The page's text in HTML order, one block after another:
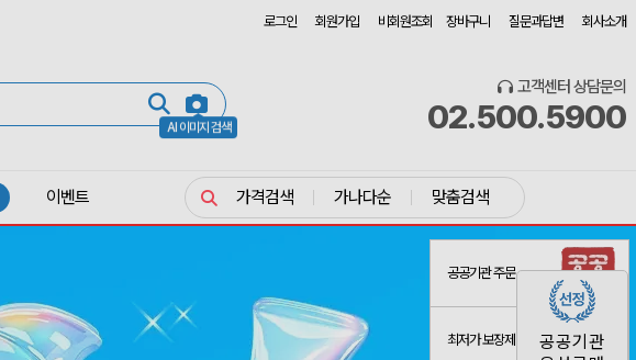
로그인 회원가입 비회원조회 장바구니 질문과답변 회사소개
AI 이미지 검색
고객센터 상담문의
02.500.5900
공공기관
이벤트 가격검색 가나다순 맞춤검색
공공기관 주문
최저가 보장제